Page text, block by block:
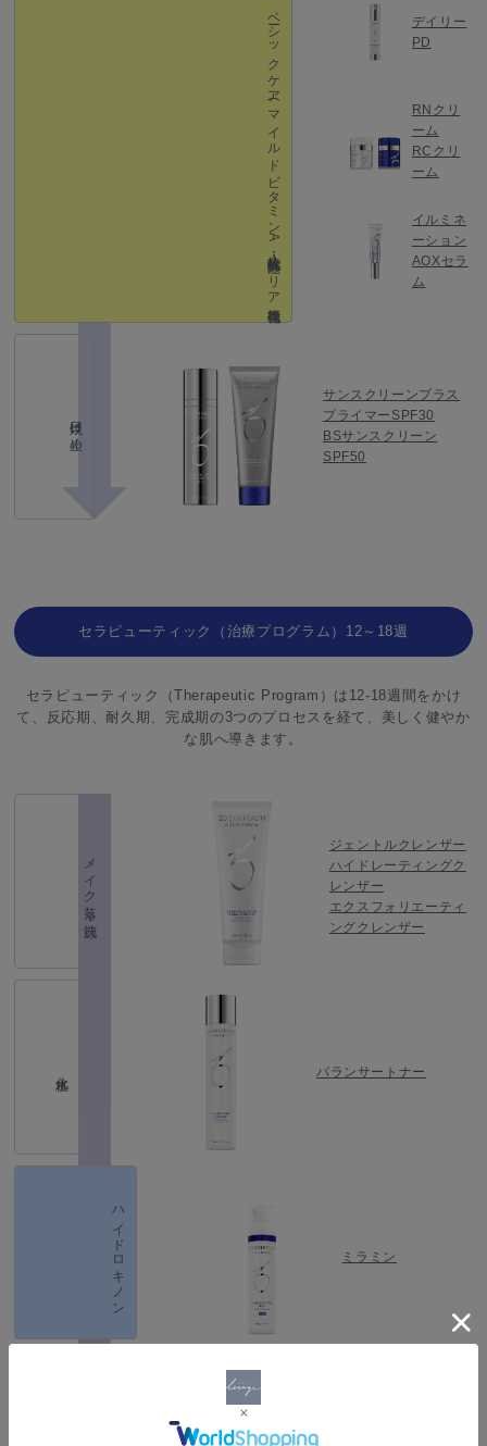
ベーシックケア
(マイルドビタミン A ・抗酸化・抗炎症・バリア機能強化）
デイリー
PD
RNクリ
ーム
RCクリ
ーム
イルミネ
ーション
AOXセラ
ム
日焼け止め
サンスクリーンプラス
プライマーSPF30
BSサンスクリーン
SPF50
セラピューティック（治療プログラム）12～18週
セラピューティック（Therapeutic Program）は12-18週間をかけ
て、反応期、耐久期、完成期の3つのプロセスを経て、美しく健やか
な肌へ導きます。
メイク落し・洗顔
ジェントルクレンザー
ハイドレーティングク
レンザー
エクスフォリエーティ
ングクレンザー
バランサートナー
ハイドロキノン ミラミン